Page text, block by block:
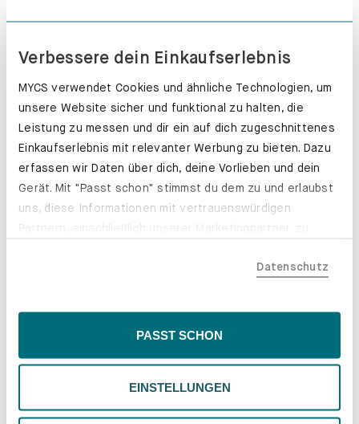
Verbessere dein Einkaufserlebnis
MYCS verwendet Cookies und ähnliche Technologien, um
unsere Website sicher und funktional zu halten, die
Leistung zu messen und dir ein auf dich zugeschnittenes
Einkaufserlebnis mit relevanter Werbung zu bieten. Dazu
erfassen wir Daten über dich, deine Vorlieben und dein
Gerät. Mit "Passt schon" stimmst du dem zu und erlaubst
uns, diese Informationen mit vertrauenswürdigen
der EU, beispielsweise in den USA, verarbeitet werden
Inhalte eingeschränkt sein könnten. Wähle
deiner Präferenzen. Du kannst deine Wahl jederzeit
ändern. Weitere Informationen findest du in unserer
Datenschutzrichtlinie.
Datenschutz
PASST SCHON
EINSTELLUNGEN
Schubladenkästen. Stabil mit Stil.